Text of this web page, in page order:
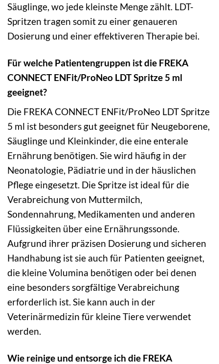
Säuglinge, wo jede kleinste Menge zählt. LDT-
Spritzen tragen somit zu einer genaueren
Dosierung und einer effektiveren Therapie bei.
Für welche Patientengruppen ist die FREKA
CONNECT ENFit/ProNeo LDT Spritze 5 ml
geeignet?
Die FREKA CONNECT ENFit/ProNeo LDT Spritze
5 ml ist besonders gut geeignet für Neugeborene,
Säuglinge und Kleinkinder, die eine enterale
Ernährung benötigen. Sie wird häufig in der
Neonatologie, Pädiatrie und in der häuslichen
Pflege eingesetzt. Die Spritze ist ideal für die
Verabreichung von Muttermilch,
Sondennahrung, Medikamenten und anderen
Flüssigkeiten über eine Ernährungssonde.
Aufgrund ihrer präzisen Dosierung und sicheren
Handhabung ist sie auch für Patienten geeignet,
die kleine Volumina benötigen oder bei denen
eine besonders sorgfältige Verabreichung
erforderlich ist. Sie kann auch in der
Veterinärmedizin für kleine Tiere verwendet
werden.
Wie reinige und entsorge ich die FREKA